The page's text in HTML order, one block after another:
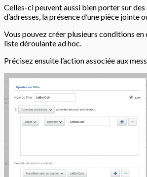
Celles-ci peuvent aussi bien porter sur des
d’adresses, la présence d’une pièce jointe
Vous pouvez créer plusieurs conditions en
liste déroulante ad hoc.
Précisez ensuite l’action associée aux